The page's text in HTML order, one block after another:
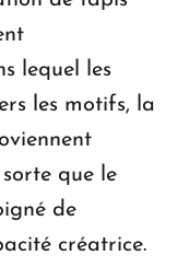
lequel les
les motifs, la
que le
de
créatrice.